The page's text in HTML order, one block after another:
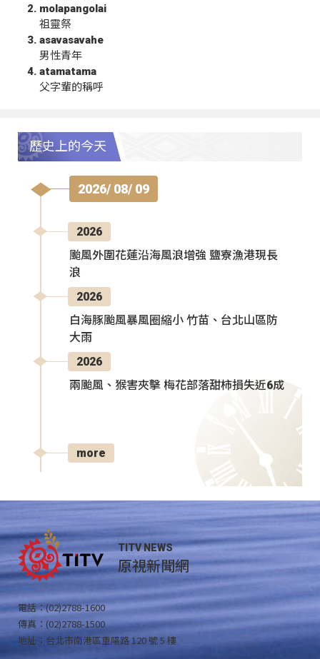
molapangolai
祖靈祭
asavasavahe
男性青年
atamatama
父字輩的稱呼
歷史上的今天
2026/ 08/ 09
2026
颱風外圍花蓮沿海風浪增強 鹽寮漁港現長
浪
2026
白海豚颱風暴風圈縮小 竹苗、台北山區防
大雨
2026
兩颱風、猴害夾擊 梅花部落甜柿損失近6成
more
TITV NEWS
原視新聞網
電話：(02)2788-1600
傳真：(02)2788-1500
地址：台北市南港區重陽路 120 號 5 樓